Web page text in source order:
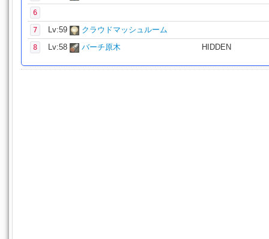
6
7 Lv:59 クラウドマッシュルーム
8 Lv:58 バーチ原木 HIDDEN